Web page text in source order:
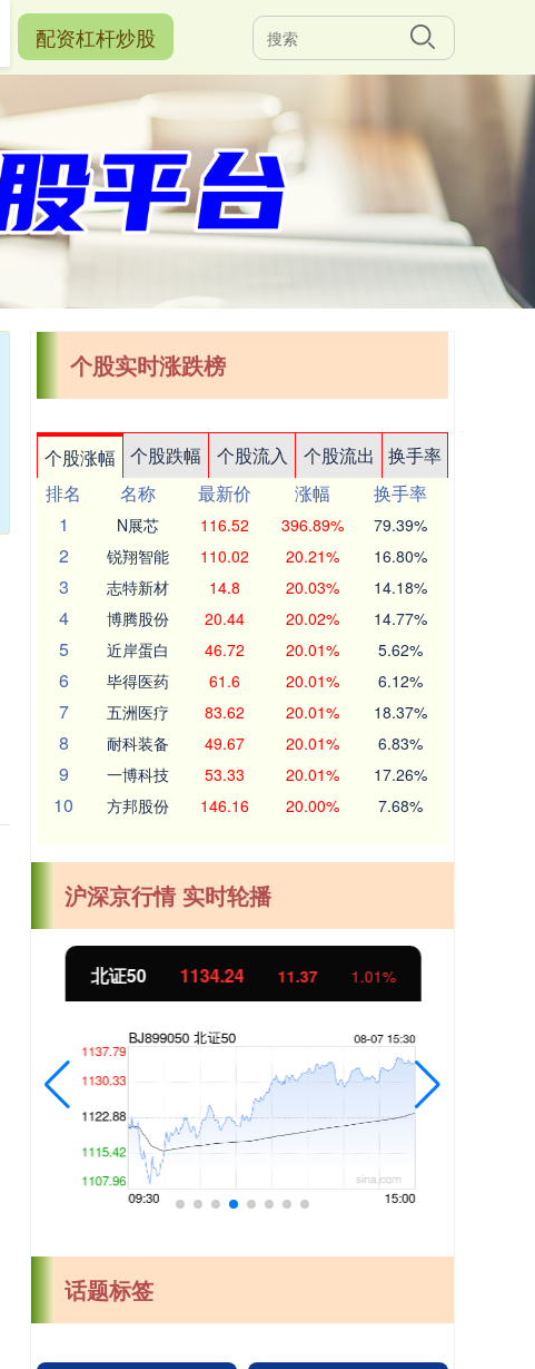
配资杠杆炒股
个股实时涨跌榜
个股涨幅 个股跌幅 个股流入 个股流出
换手率
排名
名称 最新价 涨幅
换手率
1
N展芯 116.52 396.89% 79.39%
2 锐翔智能 110.02 20.21% 16.80%
3 志特新材 14.8 20.03% 14.18%
4 博腾股份 20.44 20.02% 14.77%
5 近岸蛋白 46.72 20.01% 5.62%
6 毕得医药 61.6 20.01% 6.12%
7 五洲医疗 83.62 20.01% 18.37%
8 耐科装备 49.67 20.01% 6.83%
9 一博科技 53.33 20.01% 17.26%
10 方邦股份 146.16 20.00% 7.68%
沪深京行情 实时轮播
北证50 1134.24 11.37 1.01%
话题标签